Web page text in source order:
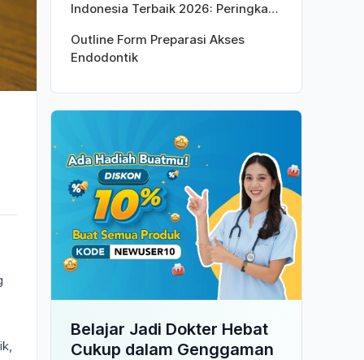
Indonesia Terbaik 2026: Peringkat
Outline Form Preparasi Akses
Endodontik
Belajar Jadi Dokter Hebat
Cukup dalam Genggaman